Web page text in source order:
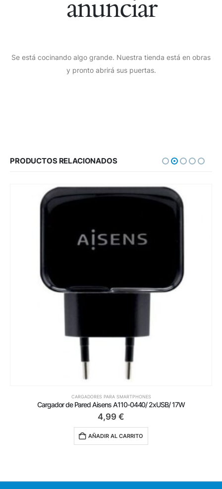
anunciar
Se está cocinando algo grande. Nuestra tienda está en obras
y pronto abrirá sus puertas.
PRODUCTOS RELACIONADOS
CARGADORES PARA SMARTPHONES
Cargador de Pared Aisens A110-0440/ 2xUSB/ 17W
4,99 €
AÑADIR AL CARRITO